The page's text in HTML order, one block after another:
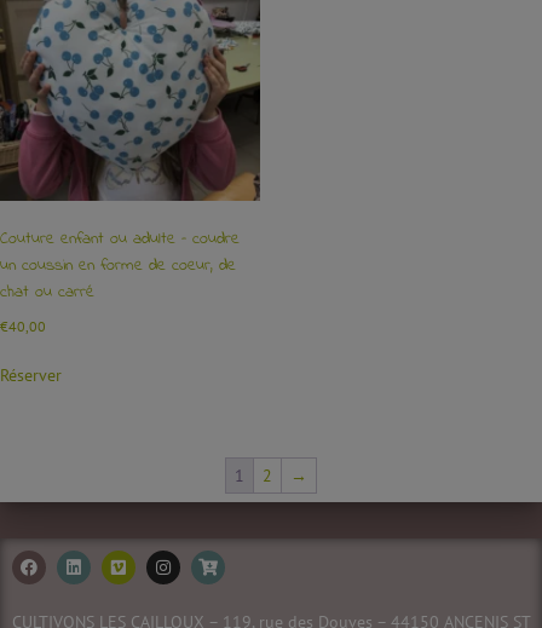
Couture enfant ou adulte – coudre
un coussin en forme de coeur, de
chat ou carré
€40,00
Réserver
1 2 →
CULTIVONS LES CAILLOUX – 119, rue des Douves – 44150 ANCENIS ST